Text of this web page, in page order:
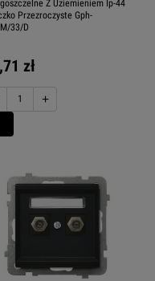
Z Uziemieniem Ip-44
Przezroczyste Gph-
33/D
zł
+